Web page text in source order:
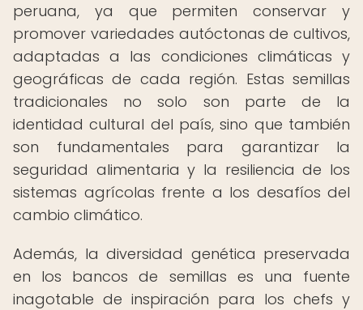
peruana, ya que permiten conservar y
promover variedades autóctonas de cultivos,
adaptadas a las condiciones climáticas y
geográficas de cada región. Estas semillas
tradicionales no solo son parte de la
identidad cultural del país, sino que también
son fundamentales para garantizar la
seguridad alimentaria y la resiliencia de los
sistemas agrícolas frente a los desafíos del
cambio climático.
Además, la diversidad genética preservada
en los bancos de semillas es una fuente
inagotable de inspiración para los chefs y